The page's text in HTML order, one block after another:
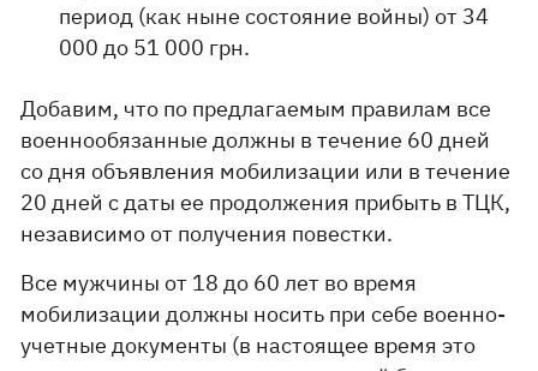
период (как ныне состояние войны) от 34
000 до 51 000 грн.
Добавим, что по предлагаемым правилам все
военнообязанные должны в течение 60 дней
со дня объявления мобилизации или в течение
20 дней с даты ее продолжения прибыть в ТЦК,
независимо от получения повестки.
Все мужчины от 18 до 60 лет во время
мобилизации должны носить при себе военно-
учетные документы (в настоящее время это